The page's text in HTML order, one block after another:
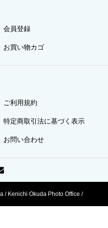
会員登録
お買い物カゴ
ご利用規約
特定商取引法に基づく表示
お問い合わせ
/ Kenichi Okuda Photo Office /